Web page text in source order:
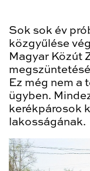
Sok sok év
közgyűlése
Magyar Közút
Ez még nem a
ügyben.
kerékpárosok
lakosságának.